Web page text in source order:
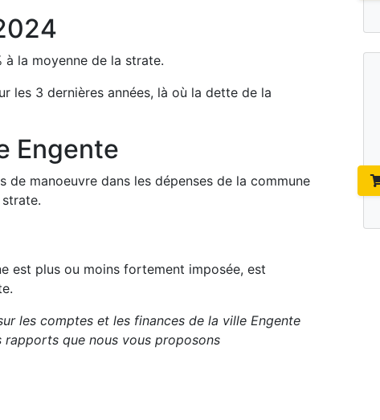
à la moyenne de la strate.
les 3 dernières années, là où la dette de la
Engente
manoeuvre dans les dépenses de la commune
est plus ou moins fortement imposée, est
les comptes et les finances de la ville Engente
que nous vous proposons